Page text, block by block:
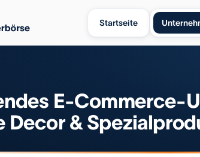
Startseite
E-Commerce-
Decor &